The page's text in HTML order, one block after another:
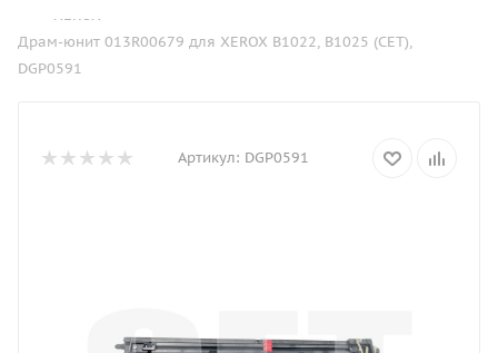
XEROX
Драм-юнит 013R00679 для XEROX B1022, B1025 (CET),
DGP0591
Артикул: DGP0591